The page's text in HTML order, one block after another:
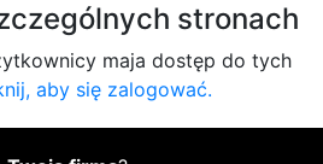
stronach
maja dostęp do tych
aby się zalogować.